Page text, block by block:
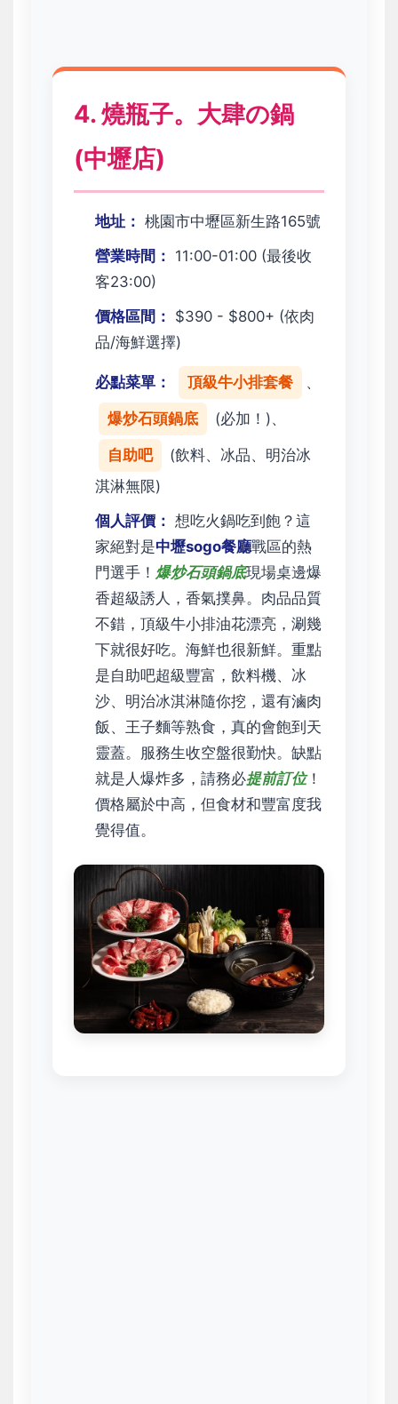
4. 燒瓶子。大肆の鍋
(中壢店)
地址： 桃園市中壢區新生路165號
營業時間： 11:00-01:00 (最後收
客23:00)
價格區間： $390 - $800+ (依肉
品/海鮮選擇)
必點菜單： 頂級牛小排套餐 、
爆炒石頭鍋底 (必加！)、
自助吧
(飲料、冰品、明治冰
淇淋無限)
個人評價： 想吃火鍋吃到飽？這
家絕對是中壢sogo餐廳戰區的熱
門選手！ 爆炒石頭鍋底現場桌邊爆
香超級誘人，香氣撲鼻。肉品品質
不錯，頂級牛小排油花漂亮，涮幾
下就很好吃。海鮮也很新鮮。重點
是自助吧超級豐富，飲料機、冰
沙、明治冰淇淋隨你挖，還有滷肉
飯、王子麵等熟食，真的會飽到天
靈蓋。服務生收空盤很勤快。缺點
就是人爆炸多，請務必提前訂位！
價格屬於中高，但食材和豐富度我
覺得值。